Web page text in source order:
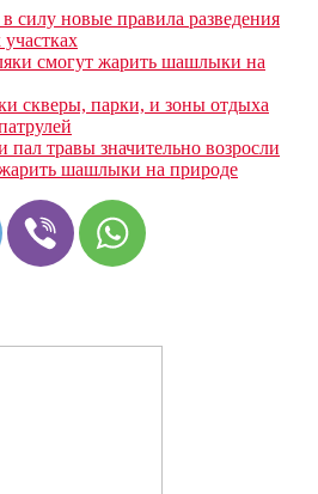
силу новые правила разведения
смогут жарить шашлыки на
скверы, парки, и зоны отдыха
травы значительно возросли
шашлыки на природе